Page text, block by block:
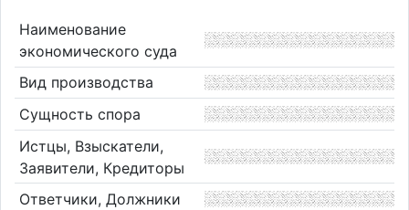
Наименование
экономического суда
Вид производства
Сущность спора
Истцы, Взыскатели,
Заявители, Кредиторы
Ответчики, Должники